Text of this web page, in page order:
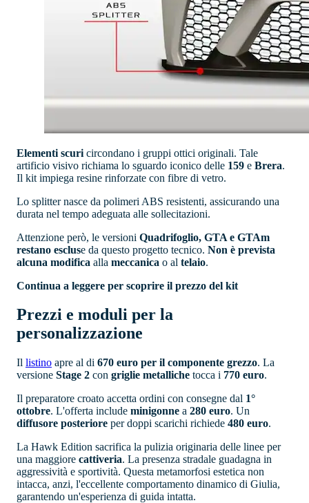
Elementi scuri circondano i gruppi ottici originali. Tale
artificio visivo richiama lo sguardo iconico delle 159 e Brera.
Il kit impiega resine rinforzate con fibre di vetro.
Lo splitter nasce da polimeri ABS resistenti, assicurando una
durata nel tempo adeguata alle sollecitazioni.
Attenzione però, le versioni Quadrifoglio, GTA e GTAm
restano escluse da questo progetto tecnico. Non è prevista
alcuna modifica alla meccanica o al telaio.
Continua a leggere per scoprire il prezzo del kit
Prezzi e moduli per la
personalizzazione
Il listino apre al di 670 euro per il componente grezzo. La
versione Stage 2 con griglie metalliche tocca i 770 euro.
Il preparatore croato accetta ordini con consegne dal 1°
ottobre. L'offerta include minigonne a 280 euro. Un
diffusore posteriore per doppi scarichi richiede 480 euro.
La Hawk Edition sacrifica la pulizia originaria delle linee per
una maggiore cattiveria. La presenza stradale guadagna in
aggressività e sportività. Questa metamorfosi estetica non
intacca, anzi, l'eccellente comportamento dinamico di Giulia,
garantendo un'esperienza di guida intatta.